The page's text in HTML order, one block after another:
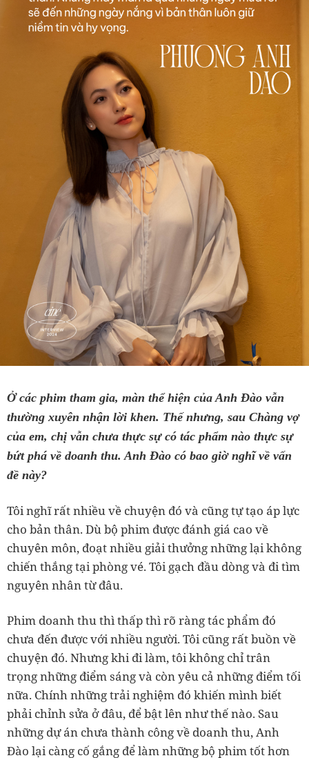
Ở các phim tham gia, màn thể hiện của Anh Đào vẫn
thường xuyên nhận lời khen. Thế nhưng, sau Chàng vợ
của em, chị vẫn chưa thực sự có tác phẩm nào thực sự
bứt phá về doanh thu. Anh Đào có bao giờ nghĩ về vấn
đề này?
Tôi nghĩ rất nhiều về chuyện đó và cũng tự tạo áp lực
cho bản thân. Dù bộ phim được đánh giá cao về
chuyên môn, đoạt nhiều giải thưởng những lại không
chiến thắng tại phòng vé. Tôi gạch đầu dòng và đi tìm
nguyên nhân từ đâu.
Phim doanh thu thì thấp thì rõ ràng tác phẩm đó
chưa đến được với nhiều người. Tôi cũng rất buồn về
chuyện đó. Nhưng khi đi làm, tôi không chỉ trân
trọng những điểm sáng và còn yêu cả những điểm tối
nữa. Chính những trải nghiệm đó khiến mình biết
phải chỉnh sửa ở đâu, để bật lên như thế nào. Sau
những dự án chưa thành công về doanh thu, Anh
Đào lại càng cố gắng để làm những bộ phim tốt hơn